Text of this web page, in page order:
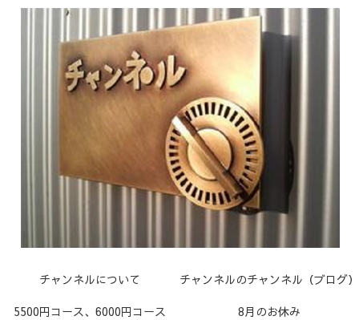
チャンネルについて
チャンネルのチャンネル（ブログ）
5500円コース、6000円コース
8月のお休み